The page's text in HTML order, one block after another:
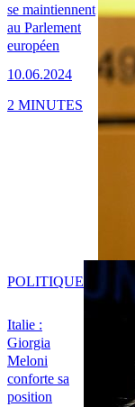
se maintiennent
au Parlement
européen
10.06.2024
2 MINUTES
Italie :
Giorgia
Meloni
conforte sa
position
POLITIQUE